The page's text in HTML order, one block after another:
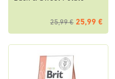
25,99 € 25,99 €